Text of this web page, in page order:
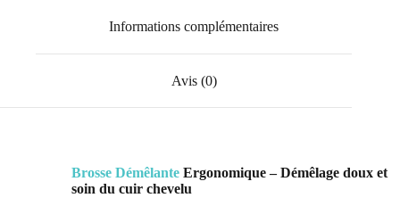
Informations complémentaires
Avis (0)
Brosse Démêlante Ergonomique –Démêlage doux et
soin du cuir chevelu